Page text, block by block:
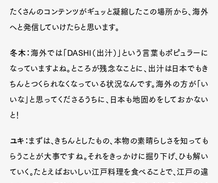
たくさんのコンテンツがギュッと凝縮したこの場所から、海外
へと発信していけたらと思います。
冬木： 海外では「DASHI（出汁）」という言葉もポピュラーに
なっていますよね。ところが残念なことに、出汁は日本でもき
ちんとつくられなくなっている状況なんです。海外の方が「い
いな」と思ってくださるうちに、日本も地固めをしておかない
と！
ユキ：まずは、きちんとしたもの、本物の素晴らしさを知っても
らうことが大事ですね。それをきっかけに掘り下げ、ひも解い
ていく。たとえばおいしい江戸料理を食べることで、江戸の違